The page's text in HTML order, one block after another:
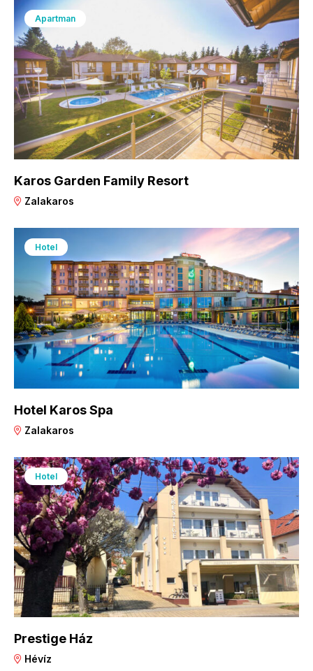
Apartman
Karos Garden Family Resort
Zalakaros
Hotel
Hotel Karos Spa
Zalakaros
Hotel
Prestige Ház
Hévíz